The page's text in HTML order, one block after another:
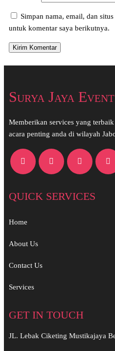
Simpan nama, email, dan
untuk komentar saya berikutnya.
Surya Jaya Event
Memberikan services yang
acara penting anda di wilayah
QUICK SERVICES
Home
About Us
Contact Us
Services
GET IN TOUCH
JL. Lebak Ciketing Mustikajaya